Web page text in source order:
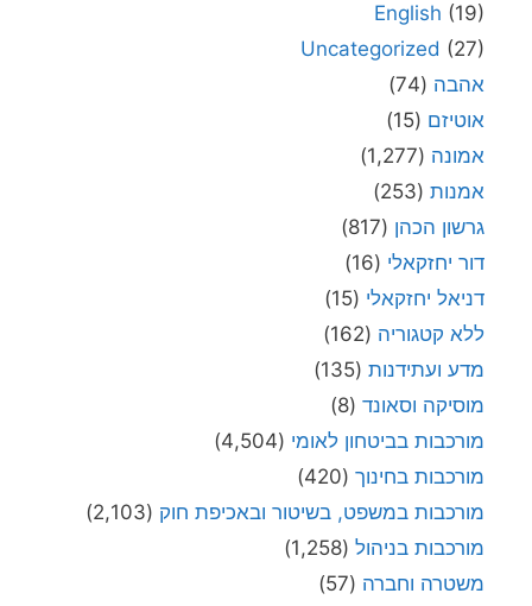
English (19)
Uncategorized (27)
אהבה (74)
אוטיזם (15)
אמונה (1,277)
אמנות (253)
גרשון הכהן (817)
דור יחזקאלי (16)
דניאל יחזקאלי (15)
ללא קטגוריה (162)
מדע ועתידנות (135)
מוסיקה וסאונד (8)
מורכבות בביטחון לאומי (4,504)
מורכבות בחינוך (420)
מורכבות במשפט, בשיטור ובאכיפת חוק (2,103)
מורכבות בניהול (1,258)
משטרה וחברה (57)